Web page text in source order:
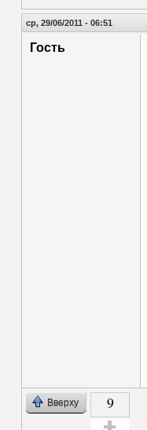
ср, 29/06/2011 - 06:51
Гость
Вверху 9